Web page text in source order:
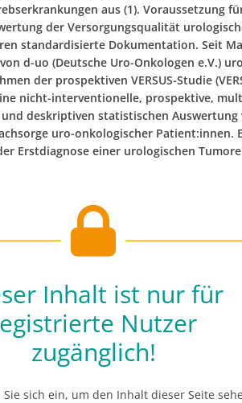
aus (1). Voraussetzung
der Versorgungsqualität
standardisierte Dokumentation. Seit
d-uo (Deutsche Uro-Onkologen e.V.)
der prospektiven VERSUS-Studie
nicht-interventionelle, prospektive,
deskriptiven statistischen Auswertung
uro-onkologischer Patient:innen.
Erstdiagnose einer urologischen
Inhalt ist nur für
Nutzer
zugänglich!
Sie sich ein, um den Inhalt dieser Seite